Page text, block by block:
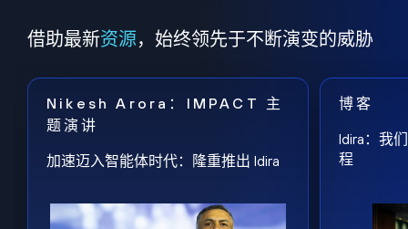
借助最新资源，始终领先于不断演变的威胁
Nikesh Arora：IMPACT 主
题演讲
加速迈入智能体时代：隆重推出 Idira
博客
Idira：我
程